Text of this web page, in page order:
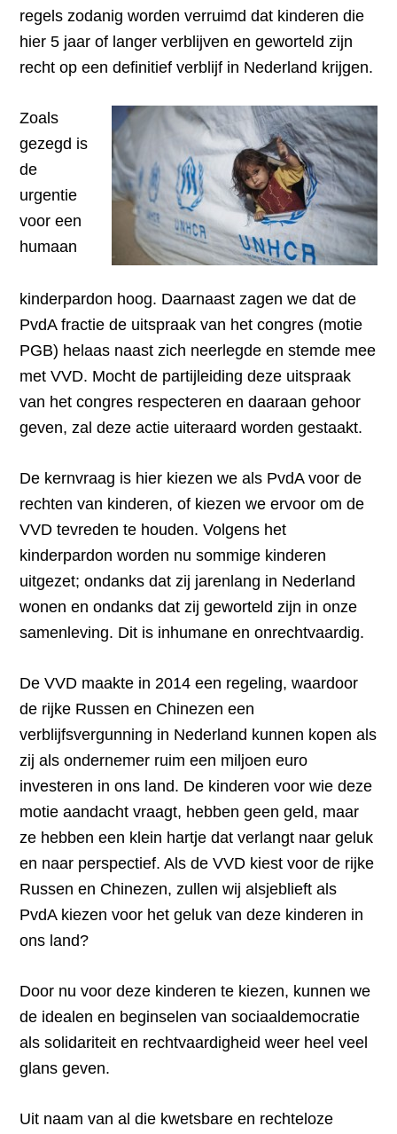
regels zodanig worden verruimd dat kinderen die
hier 5 jaar of langer verblijven en geworteld zijn
recht op een definitief verblijf in Nederland krijgen.
Zoals
gezegd is
de
urgentie
voor een
humaan
kinderpardon hoog. Daarnaast zagen we dat de
PvdA fractie de uitspraak van het congres (motie
PGB) helaas naast zich neerlegde en stemde mee
met VVD. Mocht de partijleiding deze uitspraak
van het congres respecteren en daaraan gehoor
geven, zal deze actie uiteraard worden gestaakt.
De kernvraag is hier kiezen we als PvdA voor de
rechten van kinderen, of kiezen we ervoor om de
VVD tevreden te houden. Volgens het
kinderpardon worden nu sommige kinderen
uitgezet; ondanks dat zij jarenlang in Nederland
wonen en ondanks dat zij geworteld zijn in onze
samenleving. Dit is inhumane en onrechtvaardig.
De VVD maakte in 2014 een regeling, waardoor
de rijke Russen en Chinezen een
verblijfsvergunning in Nederland kunnen kopen als
zij als ondernemer ruim een miljoen euro
investeren in ons land. De kinderen voor wie deze
motie aandacht vraagt, hebben geen geld, maar
ze hebben een klein hartje dat verlangt naar geluk
en naar perspectief. Als de VVD kiest voor de rijke
Russen en Chinezen, zullen wij alsjeblieft als
PvdA kiezen voor het geluk van deze kinderen in
ons land?
Door nu voor deze kinderen te kiezen, kunnen we
de idealen en beginselen van sociaaldemocratie
als solidariteit en rechtvaardigheid weer heel veel
glans geven.
Uit naam van al die kwetsbare en rechteloze